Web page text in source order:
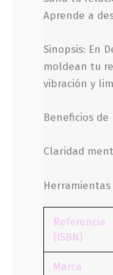
Aprende a
Sinopsis: En
moldean tu
vibración y
Beneficios de
Claridad
Referencia
(ISBN)
Marca